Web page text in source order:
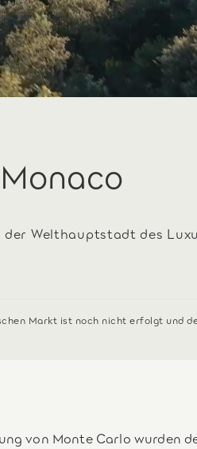
Welthauptstadt des
Markt ist noch nicht erfolgt und
von Monte Carlo wurden